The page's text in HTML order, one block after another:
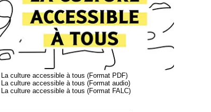
La culture accessible à tous (Format PDF)
La culture accessible à tous (Format audio)
La culture accessible à tous (Format FALC)